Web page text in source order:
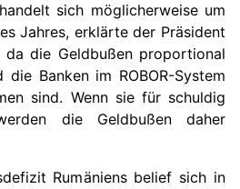
sich möglicherweise um
Jahres, erklärte der Präsident
da die Geldbußen proportional
Banken im ROBOR-System
sind. Wenn sie für schuldig
die Geldbußen daher
Rumäniens belief sich in